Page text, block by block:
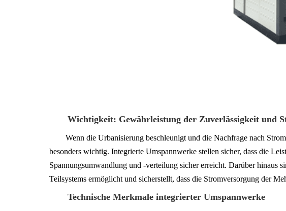
Wichtigkeit: Gewährleistung der Zuverlässigkeit und
Wenn die Urbanisierung beschleunigt und die Nachfrage nach
besonders wichtig. Integrierte Umspannwerke stellen sicher, dass die
Spannungsumwandlung und -verteilung sicher erreicht. Darüber hinaus
Teilsystems ermöglicht und sicherstellt, dass die Stromversorgung der
Technische Merkmale integrierter Umspannwerke